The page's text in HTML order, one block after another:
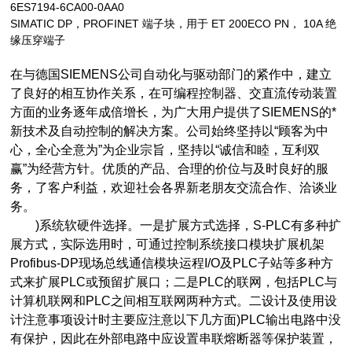
6ES7194-6CA00-0AA0
SIMATIC DP，PROFINET 端子块，用于 ET 200ECO PN， 10A 绝
缘压穿端子
在与德国SIEMENS公司自动化与驱动部门的紧作中，建立
了良好的相互协作关系，在可编程控制器、交直流传动装置
方面的业务逐年成倍增长，为广大用户提供了SIEMENS的*
新技术及自动控制的解决方案。公司始终坚持以“顾客为中
心，全心全意为”为企业宗旨，坚持以“诚信和睦，互利双
赢”为经营方针。优质的产品、合理的价位与及时良好的服
务，了客户利益，欢迎社会各界新老朋友交流合作、洽谈业
务。
)系统软硬件选择。一是扩展方式选择，S-PLC有多种扩
展方式，实际选用时，可通过控制系统接口模块扩展机架
Profibus-DP现场总线通信模块运程I/O及PLC子站等多种方
式来扩展PLC或预留扩展口；二是PLC的联网，包括PLC与
计算机联网和PLC之间相互联网两种方式。二设计及使用设
计注意事项设计时主要应注意以下几方面)PLC输出电路中没
有保护，因此在外部电路中应设置串联熔断器等保护装置，